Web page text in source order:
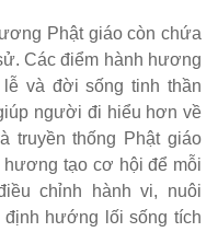
Phật giáo còn chứa
Các điểm hành hương
và đời sống tinh thần
người đi hiểu hơn về
truyền thống Phật giáo
hương tạo cơ hội để mỗi
chỉnh hành vi, nuôi
hướng lối sống tích